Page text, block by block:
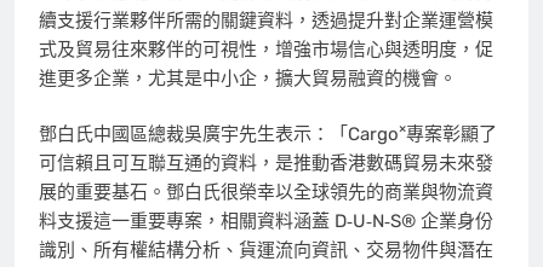
續支援行業夥伴所需的關鍵資料，透過提升對企業運營模
式及貿易往來夥伴的可視性，增強市場信心與透明度，促
進更多企業，尤其是中小企，擴大貿易融資的機會。
鄧白氏中國區總裁吳廣宇先生表示：「Cargo×專案彰顯了
可信賴且可互聯互通的資料，是推動香港數碼貿易未來發
展的重要基石。鄧白氏很榮幸以全球領先的商業與物流資
料支援這一重要專案，相關資料涵蓋 D‑U‑N‑S® 企業身份
識別、所有權結構分析、貨運流向資訊、交易物件與潛在